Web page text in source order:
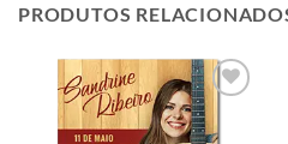
PRODUTOS